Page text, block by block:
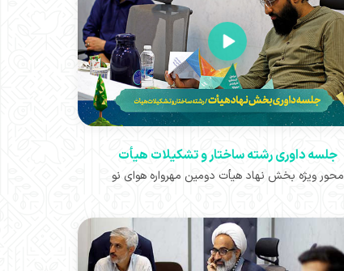
جلسه داوری رشته ساختار و تشکیلات هیأت
محور ویژه بخش نهاد هیأت دومین مهرواره هوای نو